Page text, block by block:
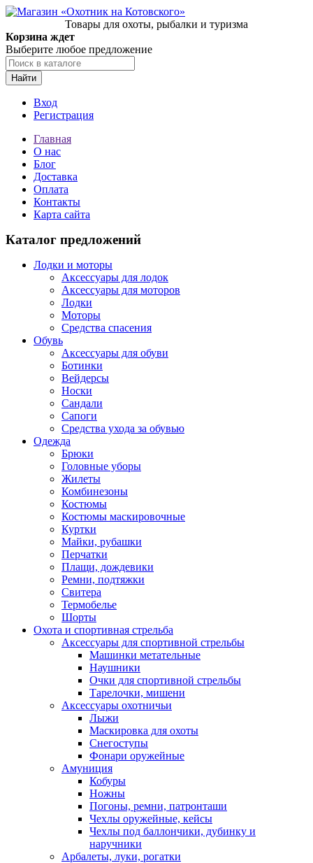
Товары для охоты, рыбалки и туризма
Корзина ждет
Выберите любое предложение
Найти
Вход
Регистрация
Главная
О нас
Блог
Доставка
Оплата
Контакты
Карта сайта
Каталог предложений
Лодки и моторы
Аксессуары для лодок
Аксессуары для моторов
Лодки
Моторы
Средства спасения
Обувь
Аксессуары для обуви
Ботинки
Вейдерсы
Носки
Сандали
Сапоги
Средства ухода за обувью
Одежда
Брюки
Головные уборы
Жилеты
Комбинезоны
Костюмы
Костюмы маскировочные
Куртки
Майки, рубашки
Перчатки
Плащи, дождевики
Ремни, подтяжки
Свитера
Термобелье
Шорты
Охота и спортивная стрельба
Аксессуары для спортивной стрельбы
Машинки метательные
Наушники
Очки для спортивной стрельбы
Тарелочки, мишени
Аксессуары охотничьи
Лыжи
Маскировка для охоты
Снегоступы
Фонари оружейные
Амуниция
Кобуры
Ножны
Погоны, ремни, патронташи
Чехлы оружейные, кейсы
Чехлы под баллончики, дубинку и
наручники
Арбалеты, луки, рогатки